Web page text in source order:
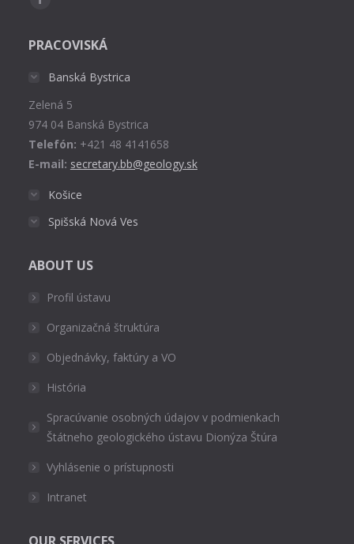
Facebook
opens
window
PRACOVISKÁ
Banská Bystrica
Zelená 5
974 04 Banská Bystrica
Telefón: +421 48 4141658
E-mail: secretary.bb@geology.sk
Košice
Spišská Nová Ves
ABOUT US
Profil ústavu
Organizačná štruktúra
Objednávky, faktúry a VO
História
Spracúvanie osobných údajov v podmienkach
Štátneho geologického ústavu Dionýza Štúra
Vyhlásenie o prístupnosti
Intranet